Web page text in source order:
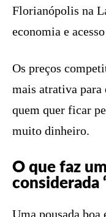
Florianópolis na
economia e
Os preços
mais atrativa para
quem quer ficar
muito dinheiro.
O que faz
considerada
Uma pousada boa